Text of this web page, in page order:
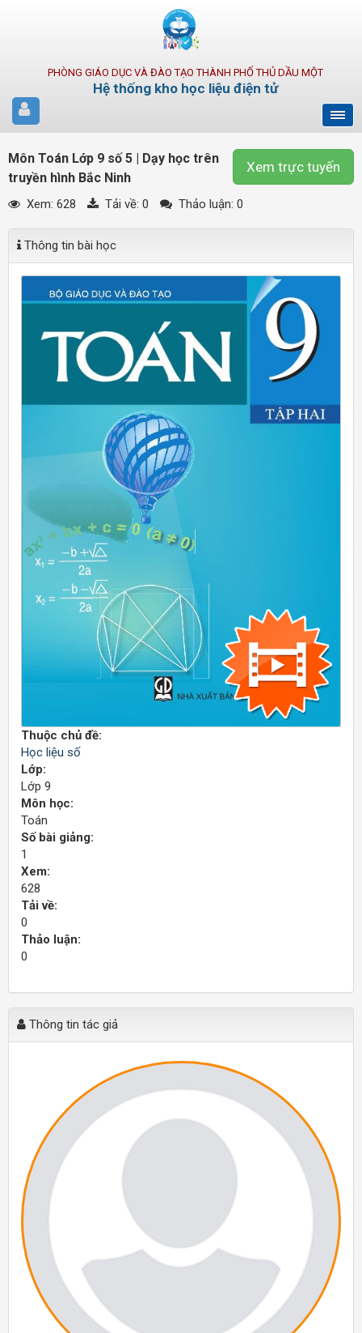
PHÒNG GIÁO DỤC VÀ ĐÀO TẠO THÀNH PHỐ THỦ DẦU MỘT
Hệ thống kho học liệu điện tử
Xem trực tuyến
Môn Toán Lớp 9 số 5 | Dạy học trên
truyền hình Bắc Ninh
Xem: 628 Tải về: 0 Thảo luận: 0
Thông tin bài học
Thuộc chủ đề:
Học liệu số
Lớp:
Lớp 9
Môn học:
Toán
Số bài giảng:
1
Xem:
628
Tải về:
0
Thảo luận:
0
Thông tin tác giả